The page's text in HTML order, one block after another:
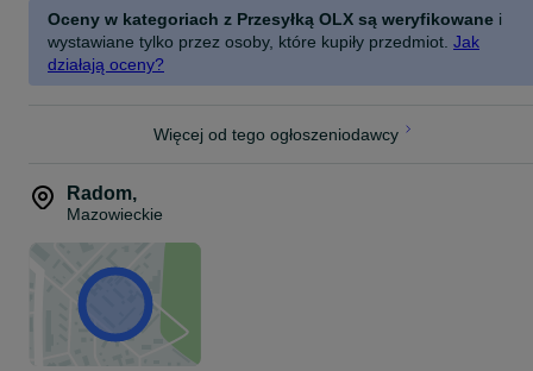
Oceny w kategoriach z Przesyłką OLX są weryfikowane i
wystawiane tylko przez osoby, które kupiły przedmiot. Jak
działają oceny?
Więcej od tego ogłoszeniodawcy
Radom,
Mazowieckie